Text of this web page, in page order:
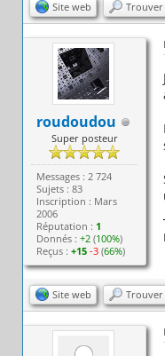
Site web Trouver
roudoudou
Super posteur
Messages : 2 724
Sujets : 83
Inscription : Mars
2006
Réputation : 1
Donnés :+2 (100%)
Reçus :+15 -3 (66%)
Site web Trouver